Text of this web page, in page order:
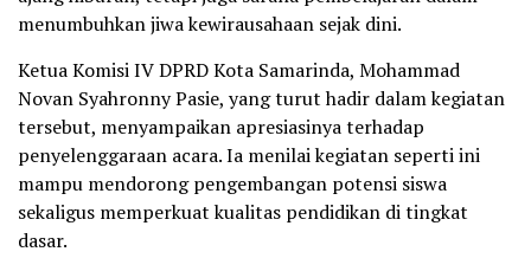
menumbuhkan jiwa kewirausahaan sejak dini.
Ketua Komisi IV DPRD Kota Samarinda, Mohammad
Novan Syahronny Pasie, yang turut hadir dalam kegiatan
tersebut, menyampaikan apresiasinya terhadap
penyelenggaraan acara. Ia menilai kegiatan seperti ini
mampu mendorong pengembangan potensi siswa
sekaligus memperkuat kualitas pendidikan di tingkat
dasar.